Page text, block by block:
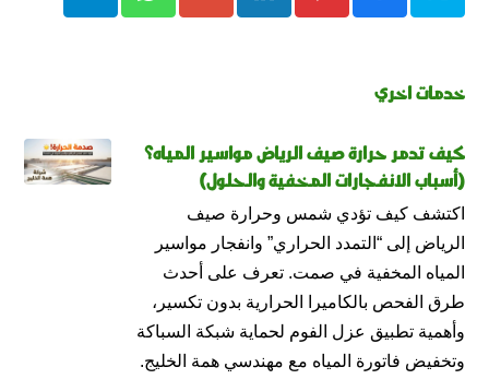
خدمات اخري
كيف تدمر حرارة صيف الرياض مواسير المياه؟
(أسباب الانفجارات المخفية والحلول)
اكتشف كيف تؤدي شمس وحرارة صيف
الرياض إلى “التمدد الحراري” وانفجار مواسير
المياه المخفية في صمت. تعرف على أحدث
طرق الفحص بالكاميرا الحرارية بدون تكسير،
وأهمية تطبيق عزل الفوم لحماية شبكة السباكة
وتخفيض فاتورة المياه مع مهندسي همة الخليج.